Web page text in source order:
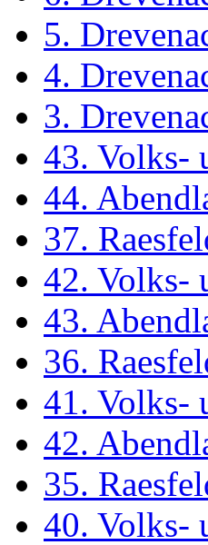
5.
4.
3.
43. Volks-
44.
37.
42. Volks-
43.
36.
41. Volks-
42.
35.
40. Volks-